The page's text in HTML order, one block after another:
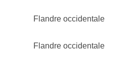
Flandre occidentale
Flandre occidentale